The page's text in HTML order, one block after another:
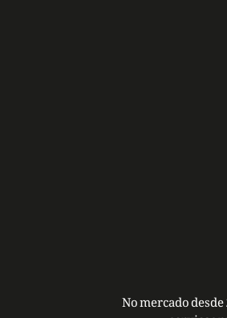
No mercado